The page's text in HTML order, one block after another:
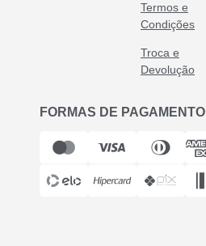
Termos e
Condições
Troca e
Devolução
FORMAS DE PAGAMENTO